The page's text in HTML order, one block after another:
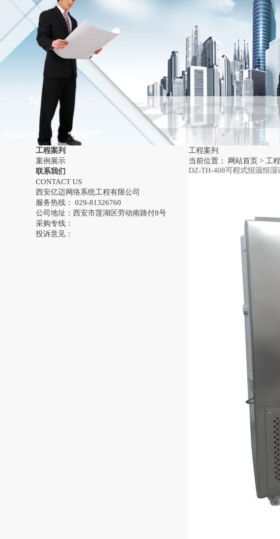
工程案列
案例展示
联系我们
CONTACT US
西安亿迈网络系统工程有限公司
服务热线： 029-81326760
公司地址：西安市莲湖区劳动南路付8号
采购专线：
投诉意见：
工程案列
当前位置：
网站首页 > 工
DZ-TH-408可程式恒温恒湿